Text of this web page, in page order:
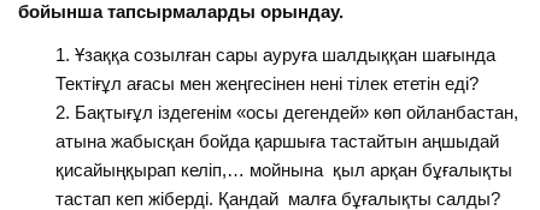
бойынша тапсырмаларды орындау.
Ұзаққа созылған сары ауруға шалдыққан шағында
Тектіғұл ағасы мен жеңгесінен нені тілек ететін еді?
Бақтығұл іздегенім «осы дегендей» көп ойланбастан,
атына жабысқан бойда қаршыға тастайтын аңшыдай
қисайыңқырап келіп,… мойнына қыл арқан бұғалықты
тастап кеп жіберді. Қандай малға бұғалықты салды?